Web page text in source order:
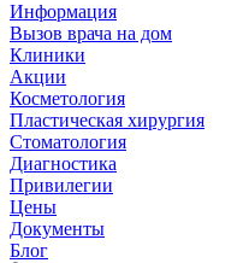
Информация
Вызов врача на дом
Клиники
Акции
Косметология
Пластическая хирургия
Стоматология
Диагностика
Привилегии
Цены
Документы
Блог